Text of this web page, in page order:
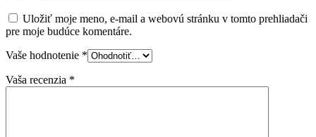
Uložiť moje meno, e-mail a webovú stránku v tomto prehliadači
pre moje budúce komentáre.
Vaše hodnotenie *
Vaša recenzia *